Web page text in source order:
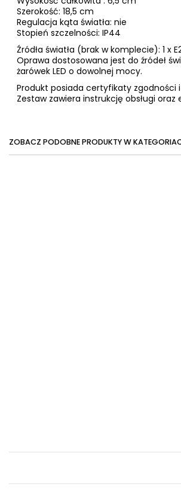
Szerokość: 18,5 cm
Regulacja kąta światła: nie
Stopień szczelności: IP44
Źródła światła (brak w komplecie): 1 x
Oprawa dostosowana jest do źródeł
żarówek LED o dowolnej mocy.
Produkt posiada certyfikaty zgodności i
Zestaw zawiera instrukcję obsługi
ZOBACZ PODOBNE PRODUKTY W